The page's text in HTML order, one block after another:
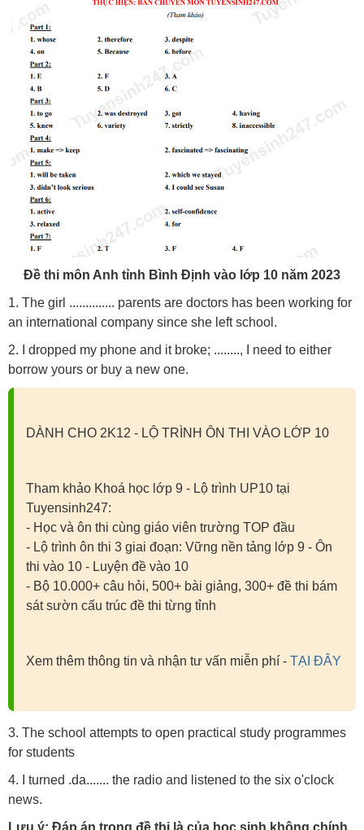
Đề thi môn Anh tỉnh Bình Định vào lớp 10 năm 2023
1. The girl .............. parents are doctors has been working for
an international company since she left school.
2. I dropped my phone and it broke; ........, I need to either
borrow yours or buy a new one.
DÀNH CHO 2K12 - LỘ TRÌNH ÔN THI VÀO LỚP 10
Tham khảo Khoá học lớp 9 - Lộ trình UP10 tại
Tuyensinh247:
- Học và ôn thi cùng giáo viên trường TOP đầu
- Lộ trình ôn thi 3 giai đoạn: Vững nền tảng lớp 9 - Ôn
thi vào 10 - Luyện đề vào 10
- Bộ 10.000+ câu hỏi, 500+ bài giảng, 300+ đề thi bám
sát sườn cấu trúc đề thi từng tỉnh
Xem thêm thông tin và nhận tư vấn miễn phí - TẠI ĐÂY
3. The school attempts to open practical study programmes
for students
4. I turned .da....... the radio and listened to the six o'clock
news.